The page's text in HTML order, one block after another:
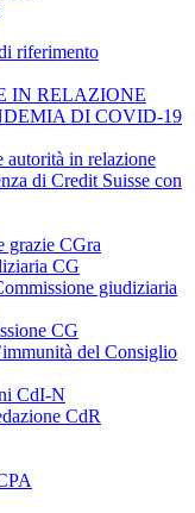
riferimento
IN RELAZIONE
DI COVID-19
autorità in relazione
di Credit Suisse con
grazie CGra
CG
giudiziaria
CG
del Consiglio
CdI-N
CdR